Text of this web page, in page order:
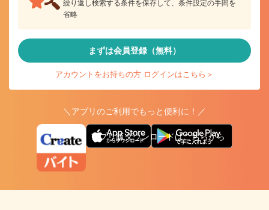
繰り返し検索する条件を保存して、条件設定の手間を
省略
まずは会員登録（無料）
アカウントをお持ちの方 ログインはこちら＞
＼アプリのご利用でもっと便利に！／
アプリ版ダウンロードはこちらから